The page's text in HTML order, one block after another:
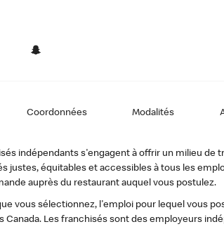
Coordonnées Modalités
indépendants s'engagent à offrir un milieu
justes, équitables et accessibles à tous les
auprès du restaurant auquel vous postulez.
vous sélectionnez, l'emploi pour lequel vous
Canada. Les franchisés sont des employeurs